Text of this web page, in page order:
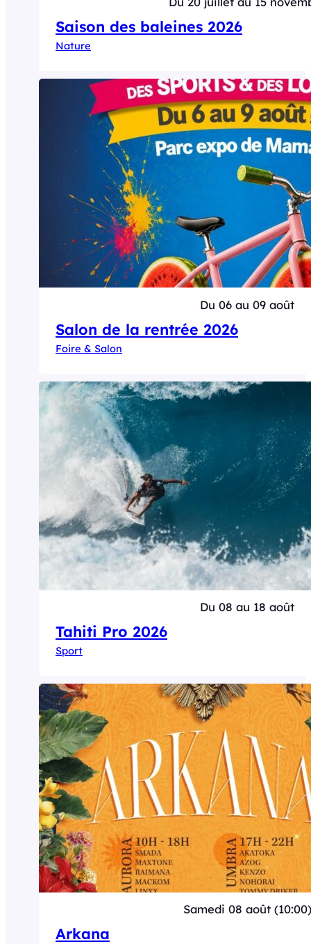
Saison des baleines 2026
Nature
Du 06 au 09 août
Salon de la rentrée 2026
Foire & Salon
Du 08 au 18 août
Tahiti Pro 2026
Sport
Samedi 08 août (10:00)
Arkana